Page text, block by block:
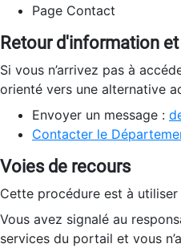
Page Contact
Retour d'information
Si vous n’arrivez pas à
orienté vers une alternative
Envoyer un message :
Contacter le
Voies de recours
Cette procédure est à
Vous avez signalé au
services du portail et vous